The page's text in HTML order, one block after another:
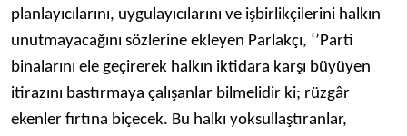
planlayıcılarını, uygulayıcılarını ve işbirlikçilerini halkın
unutmayacağını sözlerine ekleyen Parlakçı, ‘’Parti
binalarını ele geçirerek halkın iktidara karşı büyüyen
itirazını bastırmaya çalışanlar bilmelidir ki; rüzgâr
ekenler fırtına biçecek. Bu halkı yoksullaştıranlar,